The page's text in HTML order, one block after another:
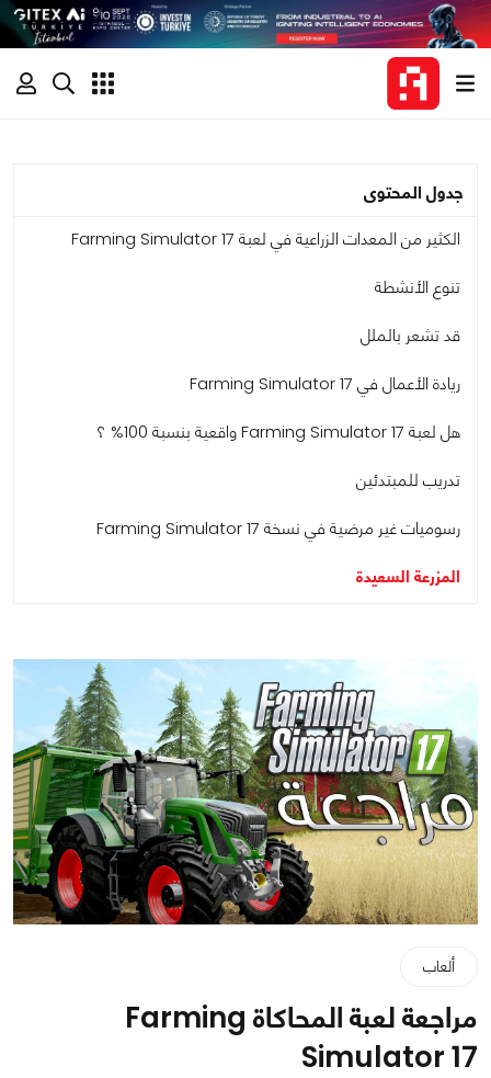
جدول المحتوى
الكثير من المعدات الزراعية في لعبة Farming Simulator 17
تنوع الأنشطة
قد تشعر بالملل
ريادة الأعمال في Farming Simulator 17
هل لعبة Farming Simulator 17 واقعية بنسبة 100% ؟
تدريب للمبتدئين
رسوميات غير مرضية في نسخة Farming Simulator 17
المزرعة السعيدة
ألعاب
مراجعة لعبة المحاكاة Farming
Simulator 17